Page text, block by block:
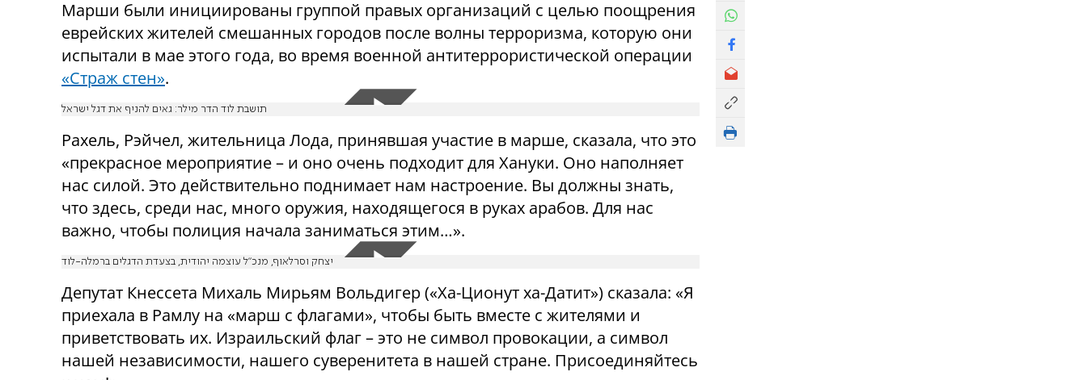
Марши были инициированы группой правых организаций с целью поощрения
еврейских жителей смешанных городов после волны терроризма, которую они
испытали в мае этого года, во время военной антитеррористической операции
«Страж стен».
תושבת לוד הדר מילר: גאים להניף את דגל ישראל
Рахель, Рэйчел, жительница Лода, принявшая участие в марше, сказала, что это
«прекрасное мероприятие – и оно очень подходит для Хануки. Оно наполняет
нас силой. Это действительно поднимает нам настроение. Вы должны знать,
что здесь, среди нас, много оружия, находящегося в руках арабов. Для нас
важно, чтобы полиция начала заниматься этим…».
יצחק וסרלאוף, מנכ"ל עוצמה יהודית, בצעדת הדגלים ברמלה-לוד
Депутат Кнессета Михаль Мирьям Вольдигер («Ха-Ционут ха-Датит») сказала: «Я
приехала в Рамлу на «марш с флагами», чтобы быть вместе с жителями и
приветствовать их. Израильский флаг – это не символ провокации, а символ
нашей независимости, нашего суверенитета в нашей стране. Присоединяйтесь